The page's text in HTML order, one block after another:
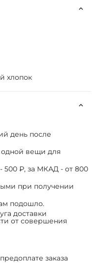
хлопок
день после
вещи для
500 ₽, за МКАД - от 800
при получении
подошло.
доставки
от совершения
заказа